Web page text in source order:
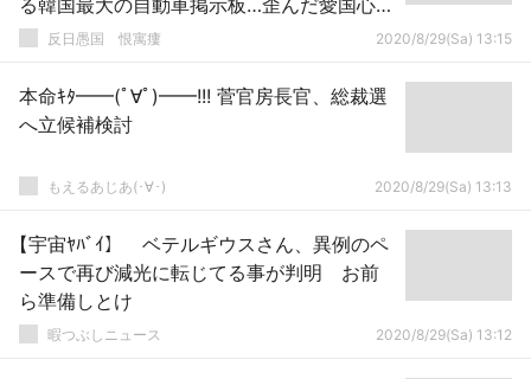
る韓国最大の自動車掲示板…歪んだ愛国心が
はびこって
反日愚国 恨寓瘻 2020/8/29(Sa) 13:15
本命ｷﾀ━━(ﾟ∀ﾟ)━━!!! 菅官房長官、総裁選
へ立候補検討
もえるあじあ(･∀･) 2020/8/29(Sa) 13:13
【宇宙ﾔﾊﾞｲ】 ベテルギウスさん、異例のペ
ースで再び減光に転じてる事が判明 お前
ら準備しとけ
暇つぶしニュース 2020/8/29(Sa) 13:12